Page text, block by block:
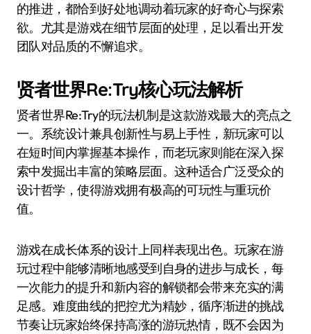
的推进，都恰到好处地调动着玩家的好奇心与探索
欲。尤其是游戏在细节层面的处理，足以看出开发
团队对品质的不懈追求。
贤者世界Re:Try核心玩法解析
贤者世界Re:Try的玩法机制是这款游戏最大的亮点之
一。系统设计兼具创新性与易上手性，新玩家可以
在短时间内掌握基本操作，而老玩家则能在深入探
索中发掘出丰富的策略层面。这种适合广泛受众的
设计哲学，使得游戏拥有极高的可玩性与重玩价
值。
游戏在成长体系的设计上同样表现出色。玩家在游
玩过程中能够清晰地感受到自身的进步与成长，每
一次能力的提升和新内容的解锁都会带来充实的满
足感。难度曲线的把控尤为精妙，循序渐进的挑战
节奏让玩家始终保持高涨的游玩热情，既不会因为